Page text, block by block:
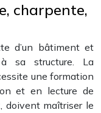
charpente,
d’un bâtiment et
sa structure. La
une formation
et en lecture de
doivent maîtriser le